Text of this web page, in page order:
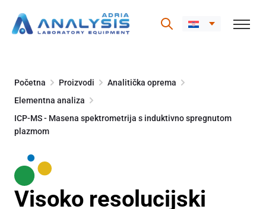
content
Početna Proizvodi
Analitička oprema
Elementna analiza
ICP-MS - Masena spektrometrija s induktivno spregnutom
plazmom
Visoko resolucijski